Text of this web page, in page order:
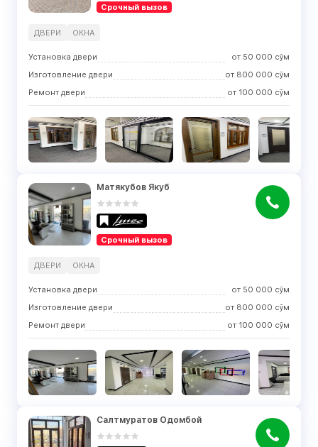
Срочный вызов
ДВЕРИ ОКНА
Установка двери от 50 000 сўм
Изготовление двери
от 800 000 сўм
Ремонт двери
от 100 000 сўм
Матякубов Якуб
Срочный вызов
ДВЕРИ ОКНА
Установка двери от 50 000 сўм
Изготовление двери
от 800 000 сўм
Ремонт двери
от 100 000 сўм
Салтмуратов Одомбой